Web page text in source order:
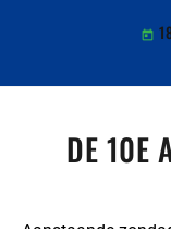
today
DE 10E